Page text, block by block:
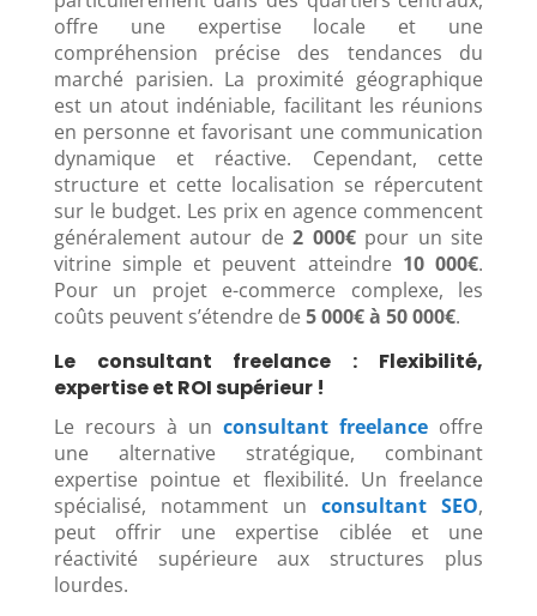
offre une expertise locale et une
compréhension précise des tendances du
marché parisien. La proximité géographique
est un atout indéniable, facilitant les réunions
en personne et favorisant une communication
dynamique et réactive. Cependant, cette
structure et cette localisation se répercutent
sur le budget. Les prix en agence commencent
généralement autour de2 000€pour un site
vitrine simple et peuvent atteindre 10 000€.
Pour un projet e-commerce complexe, les
coûts peuvent s’étendre de5 000€ à 50 000€.
Le consultant freelance : Flexibilité,
expertise et ROI supérieur !
Le recours à unconsultant freelance offre
une alternative stratégique, combinant
expertise pointue et flexibilité. Un freelance
spécialisé, notamment unconsultant SEO,
peut offrir une expertise ciblée et une
réactivité supérieure aux structures plus
lourdes.